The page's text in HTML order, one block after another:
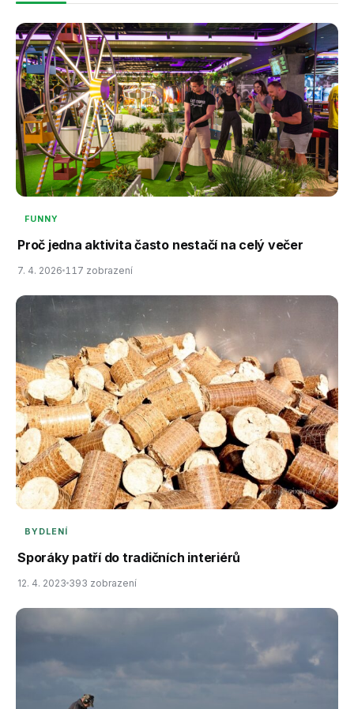
FUNNY
Proč jedna aktivita často nestačí na celý večer
7. 4. 2026 117 zobrazení
BYDLENÍ
Sporáky patří do tradičních interiérů
12. 4. 2023 393 zobrazení